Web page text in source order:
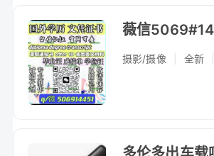
摄影/摄像 全新